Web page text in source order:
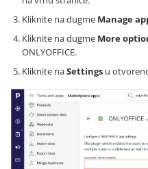
Kliknite na dugme Manage
Kliknite na dugme More
ONLYOFFICE.
Kliknite naSettings u